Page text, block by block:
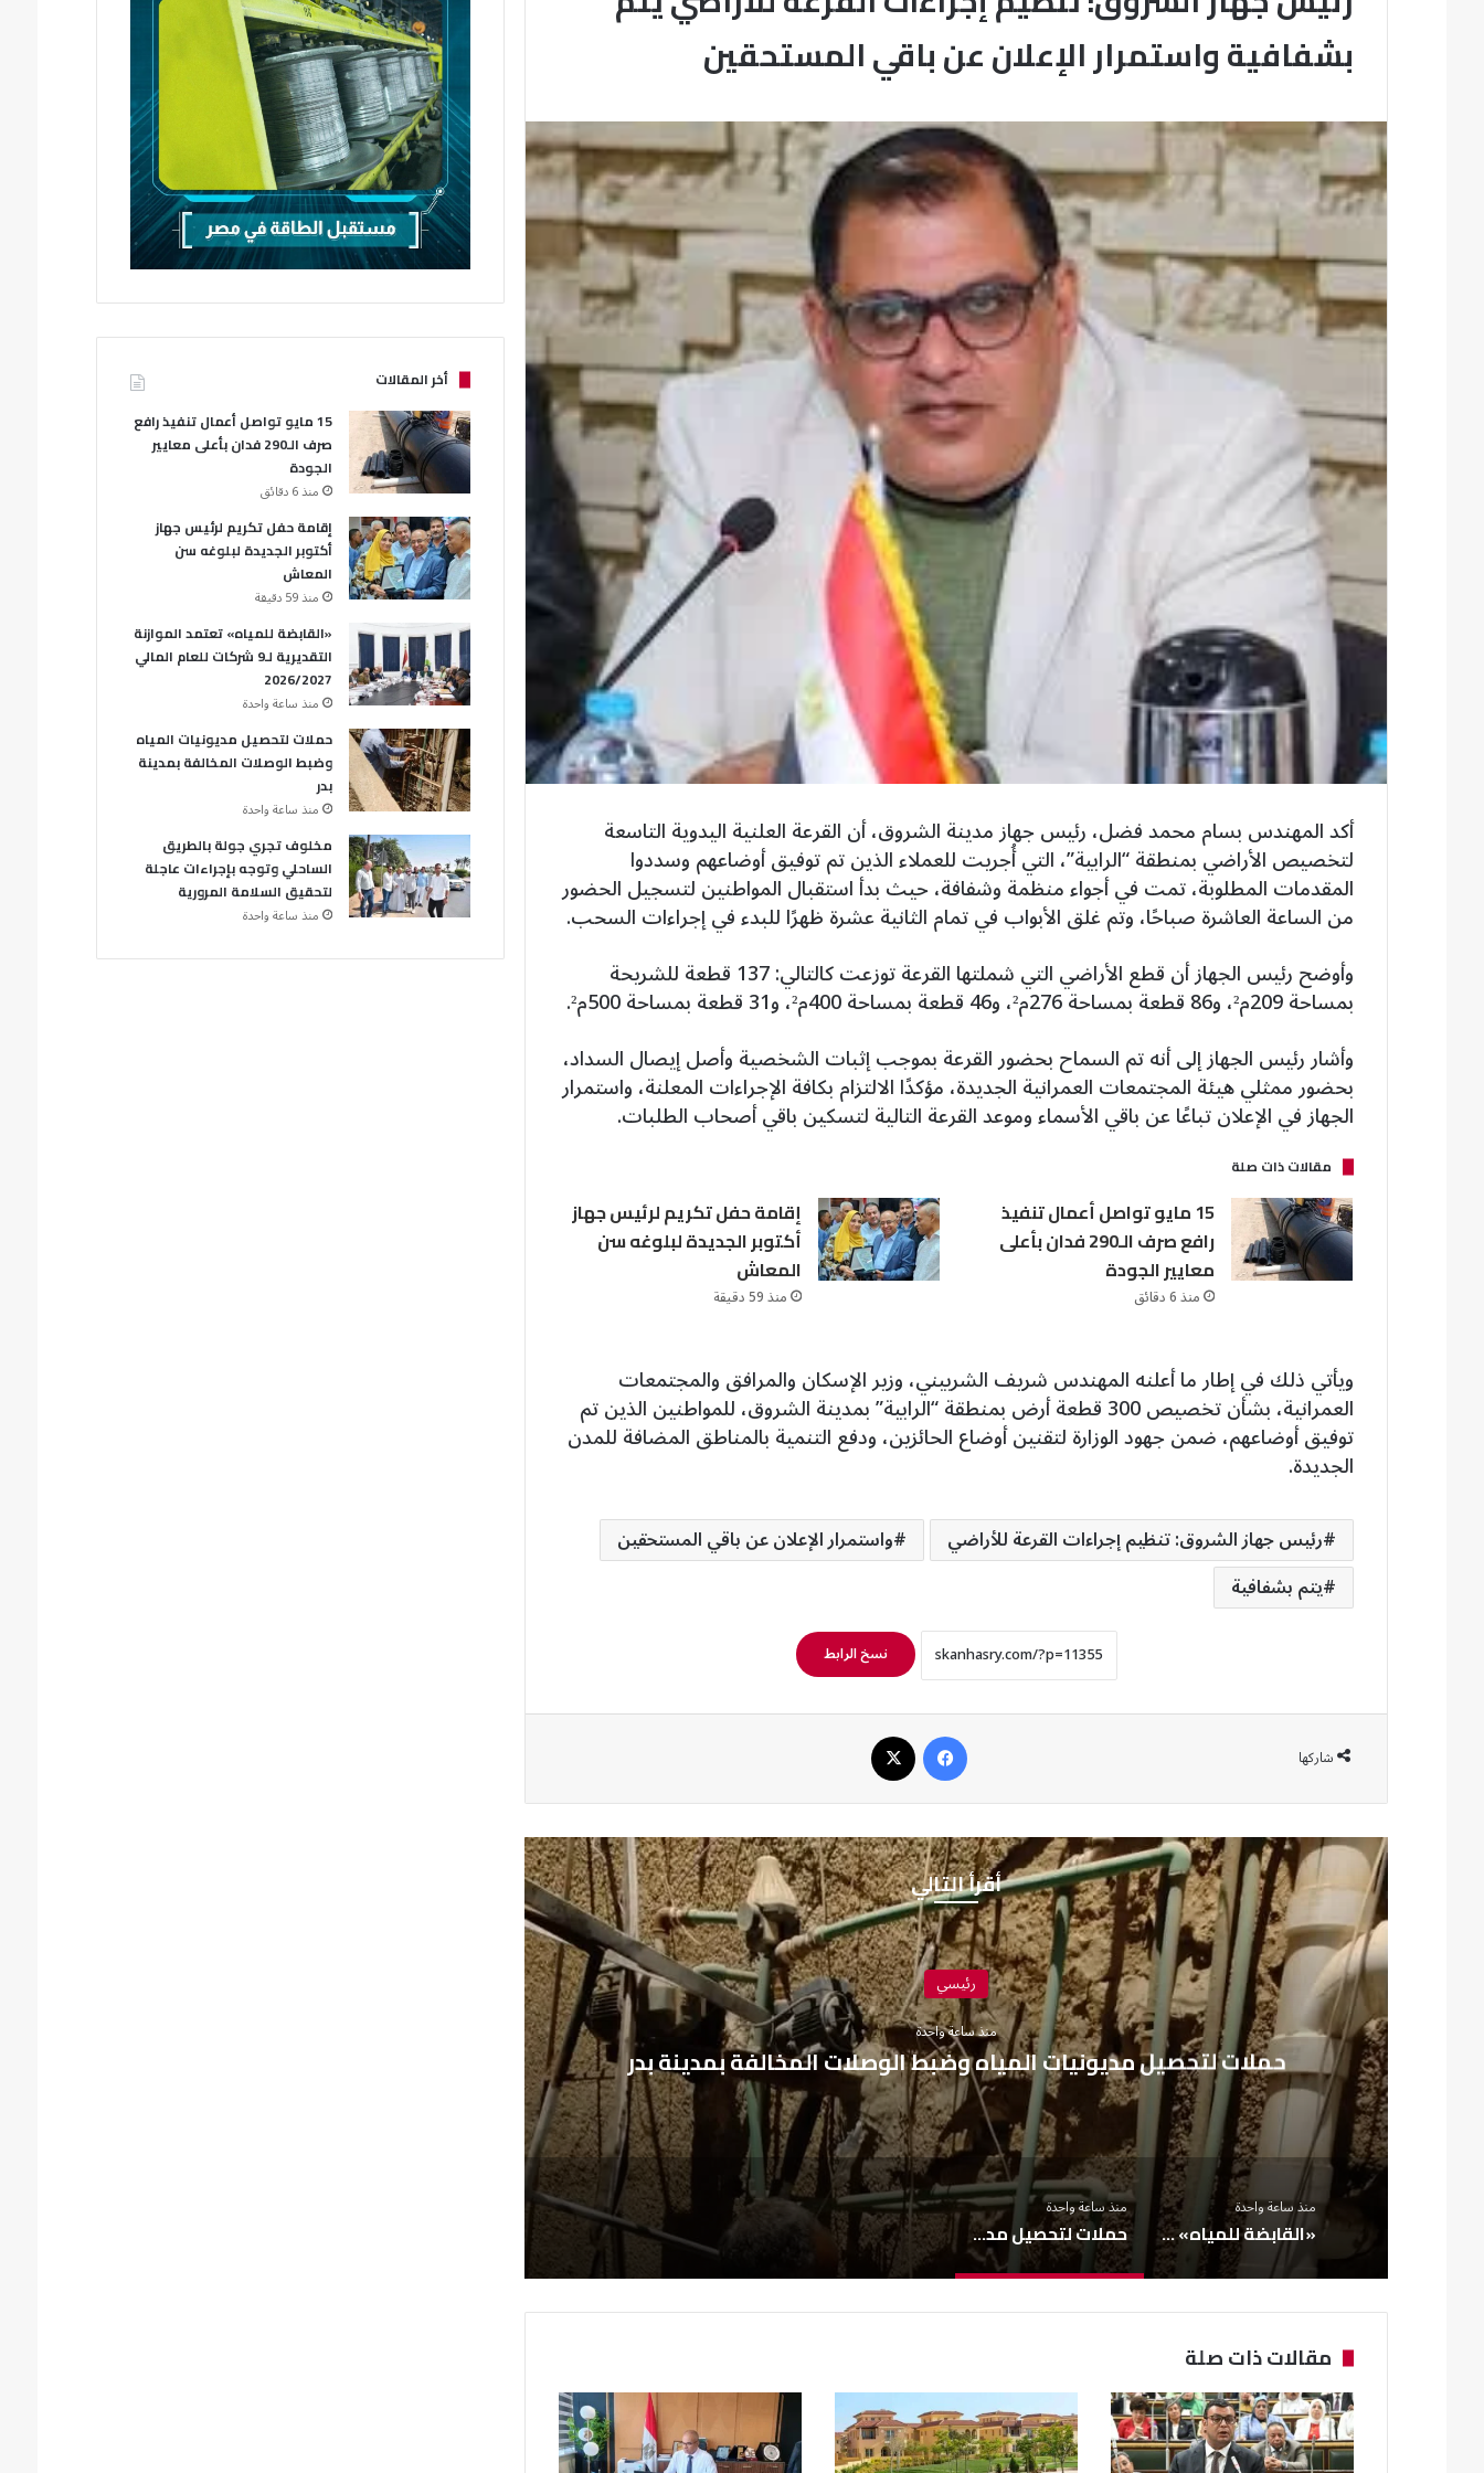
بشفافية واستمرار الإعلان عن باقي المستحقين
أكد المهندس بسام محمد فضل، رئيس جهاز مدينة الشروق، أن القرعة العلنية اليدوية التاسعة
لتخصيص الأراضي بمنطقة “الرابية”، التي أُجريت للعملاء الذين تم توفيق أوضاعهم وسددوا
المقدمات المطلوبة، تمت في أجواء منظمة وشفافة، حيث بدأ استقبال المواطنين لتسجيل الحضور
من الساعة العاشرة صباحًا، وتم غلق الأبواب في تمام الثانية عشرة ظهرًا للبدء في إجراءات السحب.
وأوضح رئيس الجهاز أن قطع الأراضي التي شملتها القرعة توزعت كالتالي: 137 قطعة للشريحة
بمساحة 209م²، و86 قطعة بمساحة 276م²، و46 قطعة بمساحة 400م²، و31 قطعة بمساحة 500م².
وأشار رئيس الجهاز إلى أنه تم السماح بحضور القرعة بموجب إثبات الشخصية وأصل إيصال السداد،
بحضور ممثلي هيئة المجتمعات العمرانية الجديدة، مؤكدًا الالتزام بكافة الإجراءات المعلنة، واستمرار
الجهاز في الإعلان تباعًا عن باقي الأسماء وموعد القرعة التالية لتسكين باقي أصحاب الطلبات.
مقالات ذات صلة
15 مايو تواصل أعمال تنفيذ
رافع صرف الـ290 فدان بأعلى
معايير الجودة
منذ 6 دقائق
إقامة حفل تكريم لرئيس جهاز
أكتوبر الجديدة لبلوغه سن
المعاش
منذ 59 دقيقة
ويأتي ذلك في إطار ما أعلنه المهندس شريف الشربيني، وزير الإسكان والمرافق والمجتمعات
العمرانية، بشأن تخصيص 300 قطعة أرض بمنطقة “الرابية” بمدينة الشروق، للمواطنين الذين تم
توفيق أوضاعهم، ضمن جهود الوزارة لتقنين أوضاع الحائزين، ودفع التنمية بالمناطق المضافة للمدن
الجديدة.
رئيس جهاز الشروق: تنظيم إجراءات القرعة للأراضي
واستمرار الإعلان عن باقي المستحقين
يتم بشفافية
نسخ الرابط
شاركها
أقرأ التالي
رئيسي
منذ ساعة واحدة
حملات لتحصيل مديونيات المياه وضبط الوصلات المخالفة بمدينة بدر
منذ ساعة واحدة
«القابضة للمياه» تعتمد الموازنة التقديرية لـ9 شركات للعام المالي 2026/2027
منذ ساعة واحدة
حملات لتحصيل مديونيات المياه وضبط الوصلات المخالفة بمدينة بدر
مقالات ذات صلة
أخر المقالات
15 مايو تواصل أعمال تنفيذ رافع
صرف الـ290 فدان بأعلى معايير
الجودة
منذ 6 دقائق
إقامة حفل تكريم لرئيس جهاز
أكتوبر الجديدة لبلوغه سن
المعاش
منذ 59 دقيقة
«القابضة للمياه» تعتمد الموازنة
التقديرية لـ9 شركات للعام المالي
2026/2027
منذ ساعة واحدة
حملات لتحصيل مديونيات المياه
وضبط الوصلات المخالفة بمدينة
بدر
منذ ساعة واحدة
مخلوف تجري جولة بالطريق
الساحلي وتوجه بإجراءات عاجلة
لتحقيق السلامة المرورية
منذ ساعة واحدة